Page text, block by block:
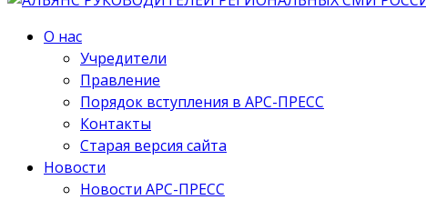
О нас
Учредители
Правление
Порядок вступления в АРС-ПРЕСС
Контакты
Старая версия сайта
Новости
Новости АРС-ПРЕСС